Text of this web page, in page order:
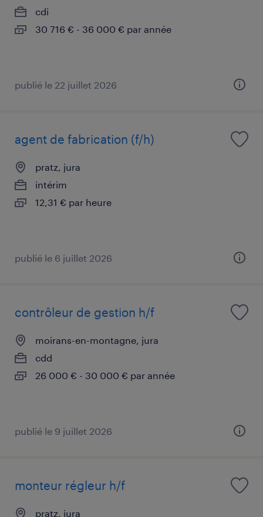
cdi
30 716 € - 36 000 € par année
publié le 22 juillet 2026
agent de fabrication (f/h)
pratz, jura
intérim
12,31 € par heure
publié le 6 juillet 2026
contrôleur de gestion h/f
moirans-en-montagne, jura
cdd
26 000 € - 30 000 € par année
publié le 9 juillet 2026
monteur régleur h/f
pratz, jura